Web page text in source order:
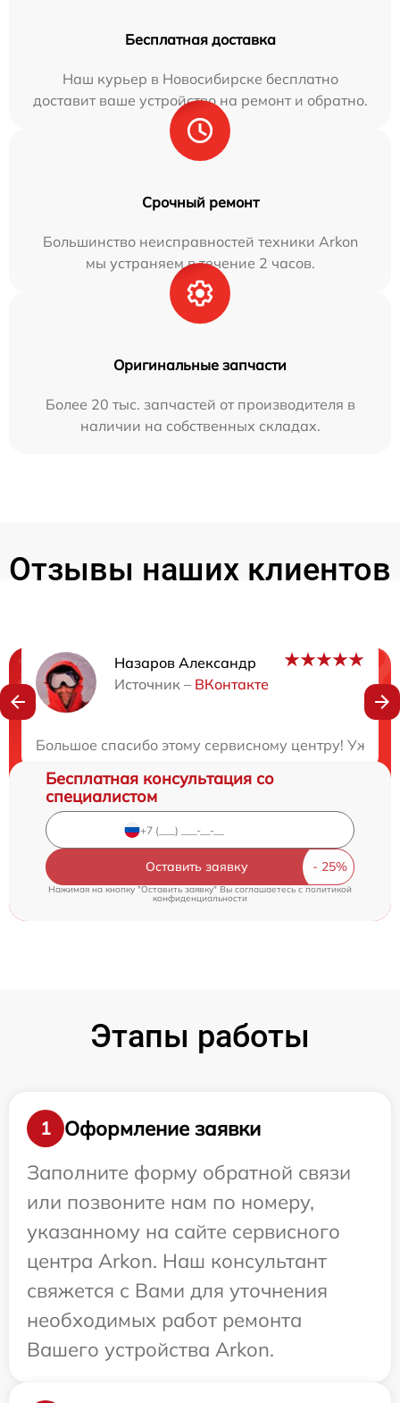
Бесплатная доставка
Наш курьер в Новосибирске бесплатно
доставит ваше устройство на ремонт и обратно.
Срочный ремонт
Большинство неисправностей техники Arkon
мы устраняем в течение 2 часов.
Оригинальные запчасти
Более 20 тыс. запчастей от производителя в
наличии на собственных складах.
Отзывы наших клиентов
Назаров Александр
Источник – ВКонтакте
Большое спасибо этому сервисному центру! Уже
Нужна консультация?
Бесплатная консультация со
специалистом
Оставить заявку
Нажимая на кнопку "Оставить заявку" Вы соглашаетесь c политикой
конфиденциальности
Этапы работы
1
Оформление заявки
Заполните форму обратной связи
или позвоните нам по номеру,
указанному на сайте сервисного
центра Arkon. Наш консультант
свяжется с Вами для уточнения
необходимых работ ремонта
Вашего устройства Arkon.